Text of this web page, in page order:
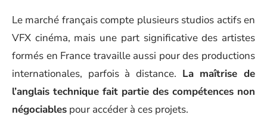
Le marché français compte plusieurs studios actifs en
VFX cinéma, mais une part significative des artistes
formés en France travaille aussi pour des productions
internationales, parfois à distance. La maîtrise de
l’anglais technique fait partie des compétences non
négociables pour accéder à ces projets.